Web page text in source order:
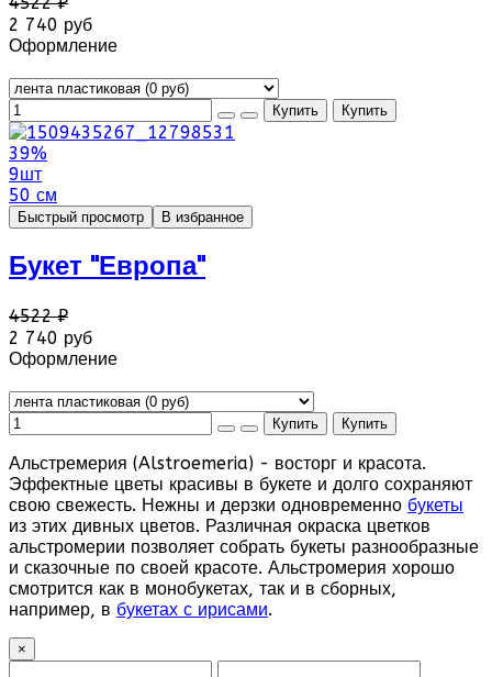
2 740 руб
Оформление
39%
9шт
50 см
Быстрый просмотр В избранное
Букет "Европа"
4522 ₽
2 740 руб
Оформление
Альстремерия (Alstroemeria) - восторг и красота.
Эффектные цветы красивы в букете и долго сохраняют
свою свежесть. Нежны и дерзки одновременно букеты
из этих дивных цветов. Различная окраска цветков
альстромерии позволяет собрать букеты разнообразные
и сказочные по своей красоте. Альстромерия хорошо
смотрится как в монобукетах, так и в сборных,
например, в букетах с ирисами.
×